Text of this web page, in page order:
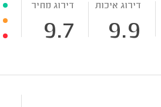
דירוג איכות
9.9
דירוג מחיר
9.7